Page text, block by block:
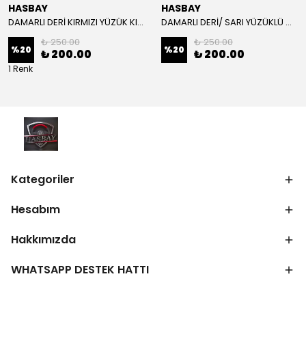
HASBAY
DAMARLI DERİ KIRMIZI YÜZÜK KIRMIZI DİKİŞLİ VW CRAFTER İÇİN İP İĞNE DAHİL
%20
₺ 250.00
₺ 200.00
1 Renk
HASBAY
DAMARLI DERİ/ SARI YÜZÜKLÜ MODEL/SARI DİKİŞLİ/HIZLI KARGO
%20
₺ 250.00
₺ 200.00
Kategoriler
Hesabım
Hakkımızda
WHATSAPP DESTEK HATTI